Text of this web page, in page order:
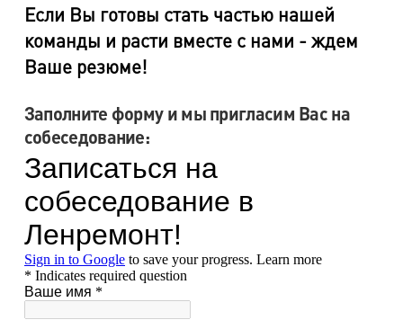
Если Вы готовы стать частью нашей
команды и расти вместе с нами - ждем
Ваше резюме!
Заполните форму и мы пригласим Вас на
собеседование: